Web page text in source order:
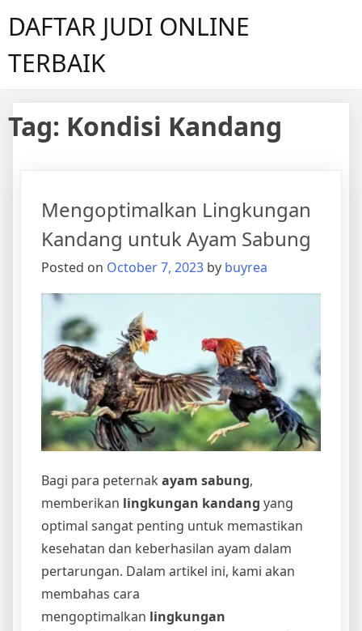
DAFTAR JUDI ONLINE
TERBAIK
Tag: Kondisi Kandang
Mengoptimalkan Lingkungan
Kandang untuk Ayam Sabung
Posted on October 7, 2023 by buyrea
Bagi para peternak ayam sabung,
memberikan lingkungan kandang yang
optimal sangat penting untuk memastikan
kesehatan dan keberhasilan ayam dalam
pertarungan. Dalam artikel ini, kami akan
membahas cara
mengoptimalkan lingkungan